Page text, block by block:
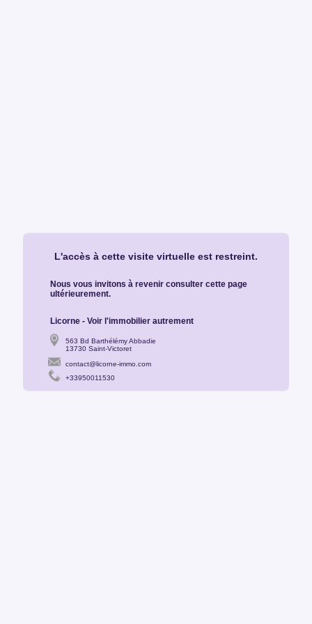
L'accès à cette visite virtuelle est restreint.
Nous vous invitons à revenir consulter cette page
ultérieurement.
Licorne - Voir l'immobilier autrement
563 Bd Barthélémy Abbadie
13730 Saint-Victoret
contact@licorne-immo.com
+33950011530